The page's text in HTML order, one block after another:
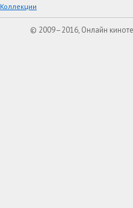
Коллекции
© 2009–2016, Онлайн